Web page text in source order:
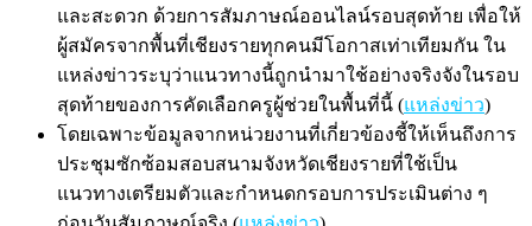
และสะดวก ด้วยการสัมภาษณ์ออนไลน์รอบสุดท้าย เพื่อให้
ผู้สมัครจากพื้นที่เชียงรายทุกคนมีโอกาสเท่าเทียมกัน ใน
แหล่งข่าวระบุว่าแนวทางนี้ถูกนำมาใช้อย่างจริงจังในรอบ
สุดท้ายของการคัดเลือกครูผู้ช่วยในพื้นที่นี้ (แหล่งข่าว)
โดยเฉพาะข้อมูลจากหน่วยงานที่เกี่ยวข้องชี้ให้เห็นถึงการ
ประชุมซักซ้อมสอบสนามจังหวัดเชียงรายที่ใช้เป็น
แนวทางเตรียมตัวและกำหนดกรอบการประเมินต่าง ๆ